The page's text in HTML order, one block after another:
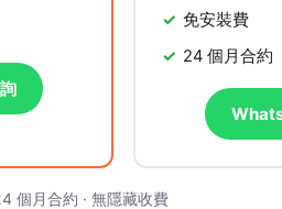
免安裝費
24 個月合約
個月合約 · 無隱藏收費